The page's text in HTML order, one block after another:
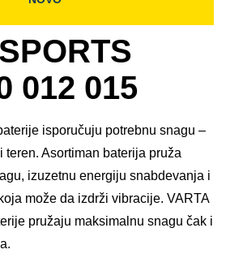
012 015
isporučuju potrebnu snagu –
teren. Asortiman baterija pruža
izuzetnu energiju snabdevanja i
može da izdrži vibracije. VARTA
pružaju maksimalnu snagu čak i